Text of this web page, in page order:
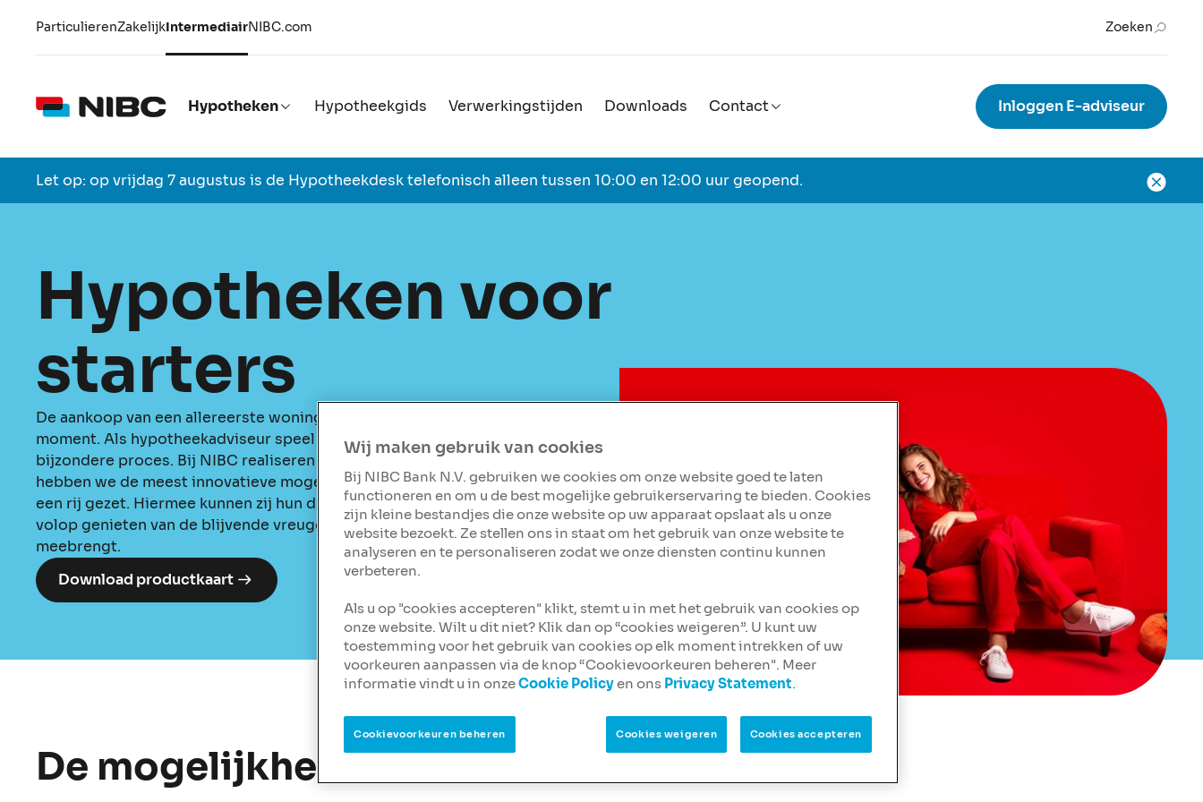
ParticulierenZakelijkIntermediairNIBC.com Zoeken
Hypotheken Hypotheekgids Verwerkingstijden Downloads Contact Inloggen E-adviseur
Let op: op vrijdag 7 augustus is de Hypotheekdesk telefonisch alleen tussen 10:00 en 12:00 uur geopend.
Hypotheken voor
starters
De aankoop van een allereerste woning is een uniek en betekenisvol
moment. Als hypotheekadviseur speel je een essentiële rol in dit
bijzondere proces. Bij NIBC realiseren we ons dat maar al te goed. Daarom
hebben we de meest innovatieve mogelijkheden voor starters van NIBC op
een rij gezet. Hiermee kunnen zij hun droomwoning verwezenlijken en
volop genieten van de blijvende vreugde die hun nieuwe thuis met zich
meebrengt.
Download productkaart
De mogelijkheden voor starters
Wij maken gebruik van cookies
Bij NIBC Bank N.V. gebruiken we cookies om onze website goed te laten
functioneren en om u de best mogelijke gebruikerservaring te bieden. Cookies
zijn kleine bestandjes die onze website op uw apparaat opslaat als u onze
website bezoekt. Ze stellen ons in staat om het gebruik van onze website te
analyseren en te personaliseren zodat we onze diensten continu kunnen
verbeteren.
Als u op "cookies accepteren" klikt, stemt u in met het gebruik van cookies op
onze website. Wilt u dit niet? Klik dan op “cookies weigeren”. U kunt uw
toestemming voor het gebruik van cookies op elk moment intrekken of uw
voorkeuren aanpassen via de knop “Cookievoorkeuren beheren". Meer
informatie vindt u in onzeCookie Policyen ons Privacy Statement.
Cookievoorkeuren beheren Cookies weigeren Cookies accepteren